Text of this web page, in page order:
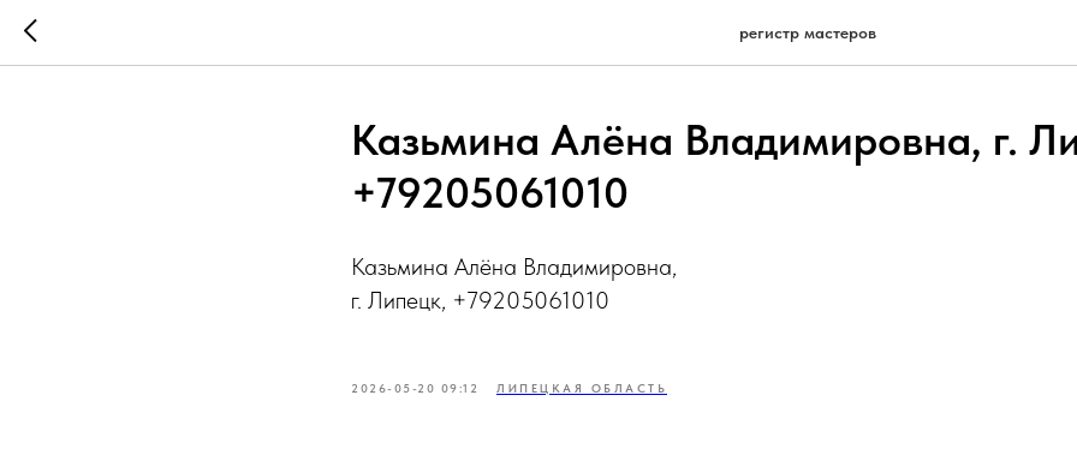
регистр мастеров
Казьмина Алёна Владимировна, г.
+79205061010
Казьмина Алёна Владимировна,
г. Липецк, +79205061010
2026-05-20 09:12 ЛИПЕЦКАЯ ОБЛАСТЬ